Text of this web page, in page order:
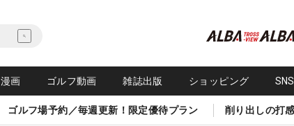
漫画 ゴルフ動画 雑誌出版 ショッピング
ゴルフ場予約／毎週更新！限定優待プラン 削り出しの打